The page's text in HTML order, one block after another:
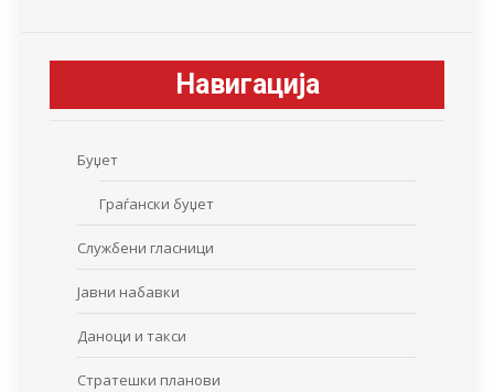
Навигација
Буџет
Граѓански буџет
Службени гласници
Јавни набавки
Даноци и такси
Стратешки планови